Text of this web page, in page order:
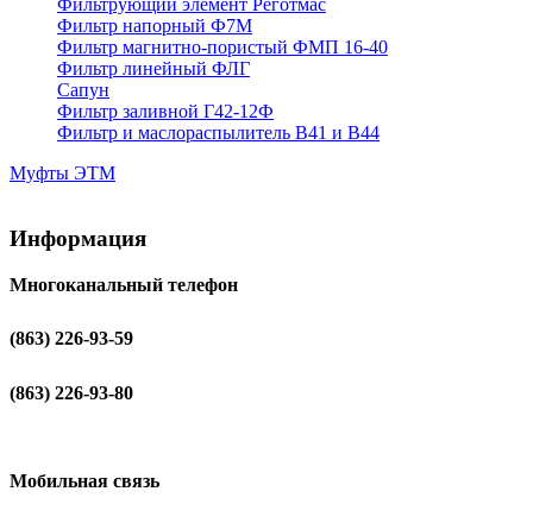
Фильтрующий элемент Реготмас
Фильтр напорный Ф7М
Фильтр магнитно-пористый ФМП 16-40
Фильтр линейный ФЛГ
Сапун
Фильтр заливной Г42-12Ф
Фильтр и маслораспылитель В41 и В44
Муфты ЭТМ
Информация
Многоканальный телефон
(863) 226-93-59
(863) 226-93-80
Мобильная связь